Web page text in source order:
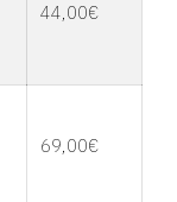
44,00€
69,00€